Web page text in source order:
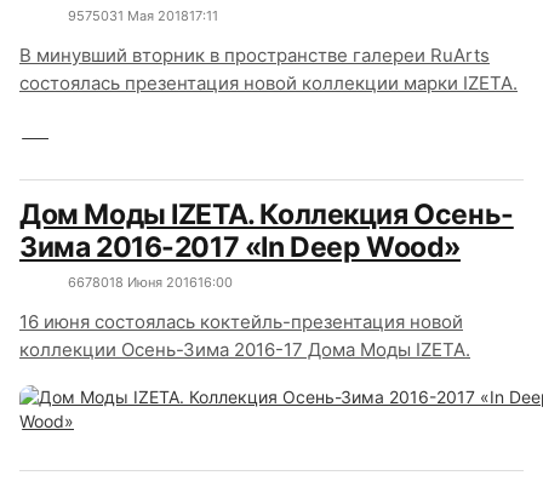
9575031 Мая 201817:11
В минувший вторник в пространстве галереи RuArts
состоялась презентация новой коллекции марки IZETA.
Дом Моды IZETA. Коллекция Осень-
Зима 2016-2017 «In Deep Wood»
6678018 Июня 201616:00
16 июня состоялась коктейль-презентация новой
коллекции Осень-Зима 2016-17 Дома Моды IZETA.